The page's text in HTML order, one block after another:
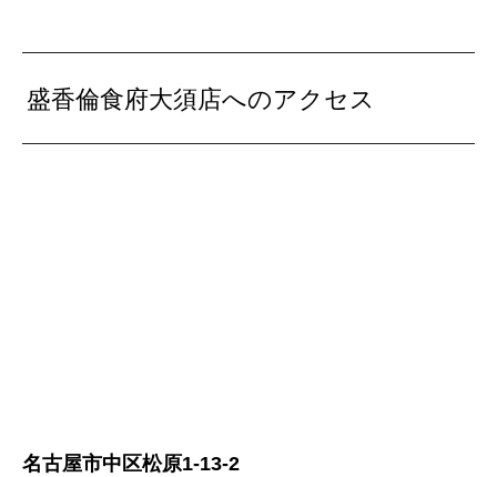
盛香倫食府大須店へのアクセス
名古屋市中区松原1-13-2